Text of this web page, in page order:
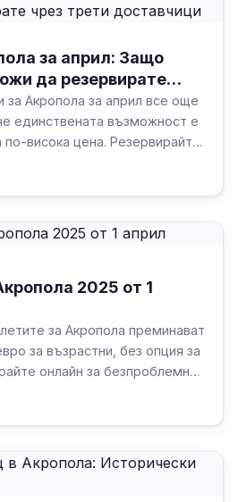
за април: Защо
да резервирате
за Акропола за април все още
единствената възможност е
висока цена. Резервирайте
2025 от 1
за Акропола преминават
за възрастни, без опция за
онлайн за безпроблемно